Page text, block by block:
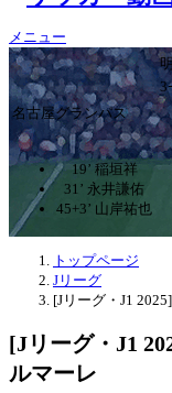
メニュー
3
名古屋グランパス
19’ 稲垣祥
31’ 永井謙佑
45+3’ 山岸祐也
トップページ
Jリーグ
[Jリーグ・J1
[Jリーグ・J1
ルマーレ